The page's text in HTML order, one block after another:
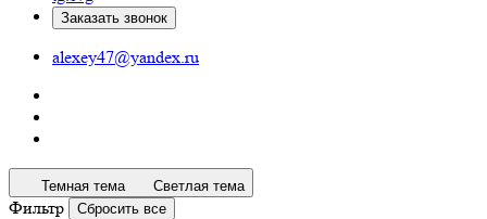
Заказать звонок
alexey47@yandex.ru
Темная тема Светлая тема
Фильтр Сбросить все